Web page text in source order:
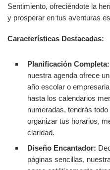
Sentimiento, ofreciéndote la
y prosperar en tus aventuras
Características Destacadas:
Planificación Completa:
nuestra agenda ofrece
año escolar o
hasta los calendarios
numeradas, tendrás
organizar tus horarios,
claridad.
Diseño Encantador:
páginas sencillas,